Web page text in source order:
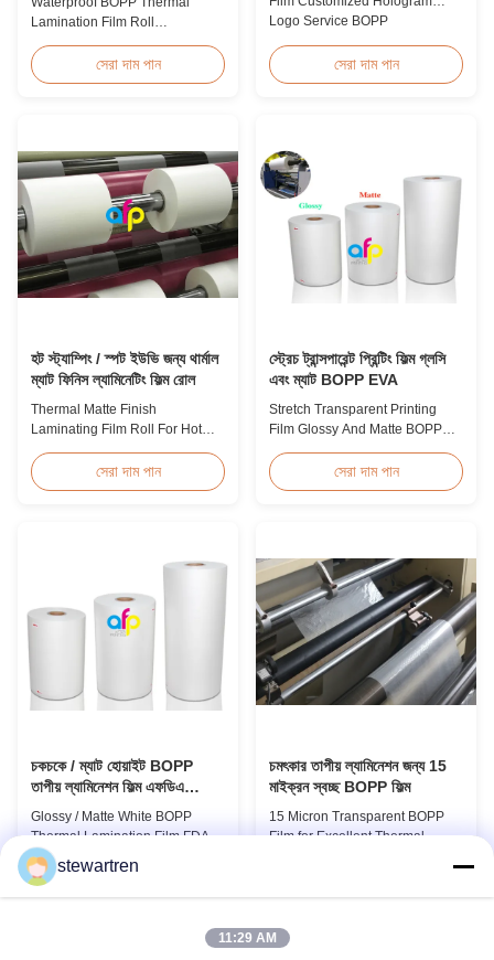
২৫মাইক্রন
Lamination Film Roll
Thermal Roll Laminating Film
Supplier As a professional
clients since 2008. We produce
high-quality roll laminating film
using 8 high...
সেরা দাম পান
Logo Service BOPP
Film for Shopping Bags
Packaging offers fantastic
brand exposure and create vivid
impressions. We accept ...
সেরা দাম পান
হট স্ট্যাম্পিং / স্পট ইউভি জন্য থার্মাল
ম্যাট ফিনিস ল্যামিনেটিং ফিল্ম রোল
Thermal Matte Finish
Laminating Film Roll For Hot
Overview Thermal Roll Matte
Laminating Film 42 Dynes
UV Product Specifications
Y18 AFP-Y20 AFP-Y22 AFP-
Y21 ...
সেরা দাম পান
স্ট্রেচ ট্রান্সপারেন্ট প্রিন্টিং ফিল্ম গ্লসি
এবং ম্যাট BOPP EVA
Stretch Transparent Printing
Film Glossy And Matte BOPP
toxic, pollution-free, high
transparency and gloss, low
product is mainly used for the
composition of printing, bag
making, adhesive ...
সেরা দাম পান
চকচকে / ম্যাট হোয়াইট BOPP
তাপীয় ল্যামিনেশন ফিল্ম এফডিএ
শংসাপত্র পাস করেছে
Glossy / Matte White BOPP
Thermal Lamination Film FDA
Certificate Passed Premium
Quality White BOPP Thermal
Laminating Film BOPP Thermal
চমৎকার তাপীয় ল্যামিনেশন জন্য 15
মাইক্রন স্বচ্ছ BOPP ফিল্ম
15 Micron Transparent BOPP
Film for Excellent Thermal
Lamination Film is designed to
appearance of printed materials.
stewartren
11:29 AM